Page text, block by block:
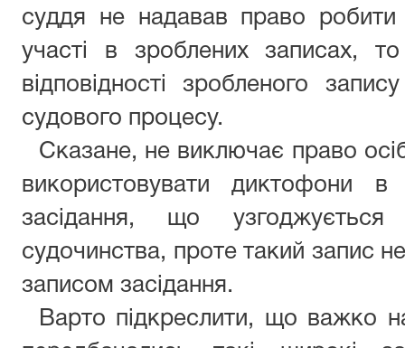
суддя не надавав право робити
участі в зроблених записах,
відповідності зробленого
судового процесу.
Сказане, не виключає право
використовувати диктофони в
засідання, що
судочинства, проте такий запис
записом засідання.
Варто підкреслити, що важко